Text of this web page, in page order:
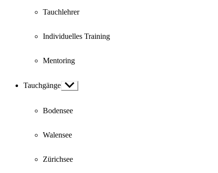
Tauchlehrer
Individuelles Training
Mentoring
Tauchgänge Show
sub
Bodensee
Walensee
Zürichsee